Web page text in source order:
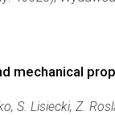
mechanical
S. Lisiecki, Z.